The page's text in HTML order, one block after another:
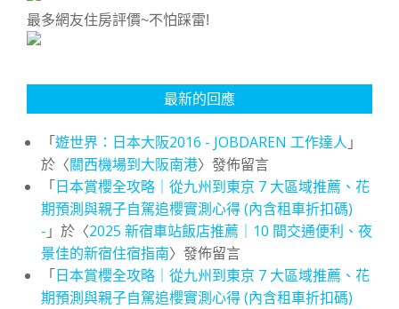
最多網友住房評價~不怕踩雷!
最新的回應
「遊世界：日本大阪2016 - JOBDAREN 工作達人 」
於〈關西機場到大阪南港〉發佈留言
「日本賞櫻全攻略｜從九州到東京 7 大區域推薦、花
期預測與親子自駕追櫻實測心得 (內含租車折扣碼)
- 」於〈2025 新宿車站飯店推薦｜10 間交通便利、夜
景佳的新宿住宿指南〉發佈留言
「日本賞櫻全攻略｜從九州到東京 7 大區域推薦、花
期預測與親子自駕追櫻實測心得 (內含租車折扣碼)